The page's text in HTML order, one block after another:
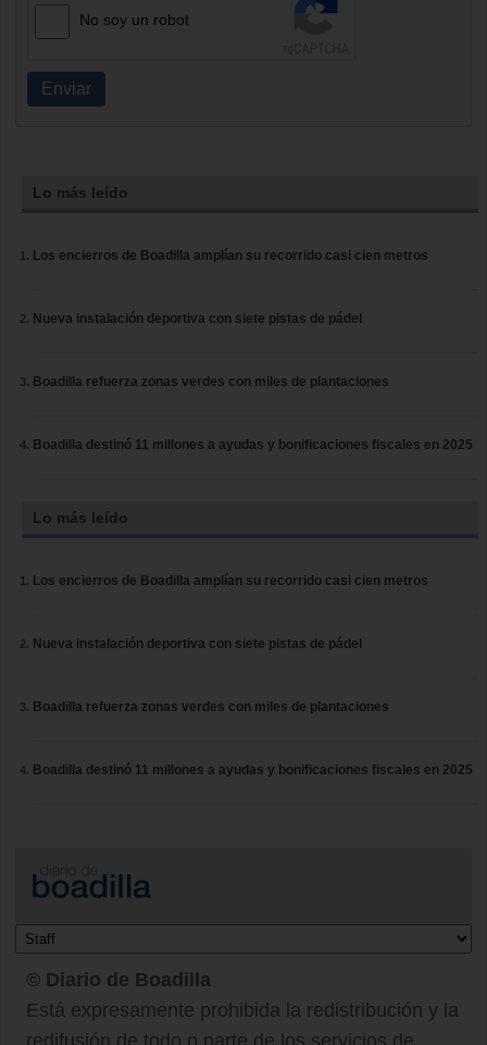
No soy un robot
Enviar
Lo más leído
Los encierros de Boadilla amplían su recorrido casi cien metros
Nueva instalación deportiva con siete pistas de pádel
Boadilla refuerza zonas verdes con miles de plantaciones
Boadilla destinó 11 millones a ayudas y bonificaciones fiscales en 2025
Lo más leído
Los encierros de Boadilla amplían su recorrido casi cien metros
Nueva instalación deportiva con siete pistas de pádel
Boadilla refuerza zonas verdes con miles de plantaciones
Boadilla destinó 11 millones a ayudas y bonificaciones fiscales en 2025
© Diario de Boadilla
Está expresamente prohibida la redistribución y la